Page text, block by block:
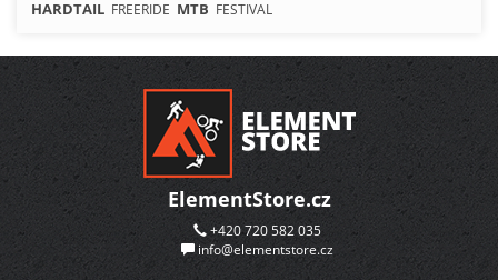
HARDTAIL FREERIDE MTB FESTIVAL
ElementStore.cz
+420 720 582 035
info@elementstore.cz